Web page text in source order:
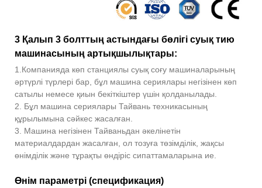
3 Қалып 3 болттың астындағы бөлігі суық тию
машинасының артықшылықтары:
1.Компанияда көп станциялы суық соғу машиналарының
әртүрлі түрлері бар, бұл машина сериялары негізінен көп
сатылы немесе қиын бекіткіштер үшін қолданылады.
2. Бұл машина сериялары Тайвань техникасының
құрылымына сәйкес жасалған.
3. Машина негізінен Тайваньдан әкелінетін
материалдардан жасалған, ол тозуға төзімділік, жақсы
өнімділік және тұрақты өндіріс сипаттамаларына ие.
Өнім параметрі (спецификация)